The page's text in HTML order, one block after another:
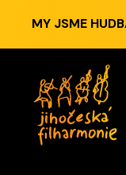
MY JSME